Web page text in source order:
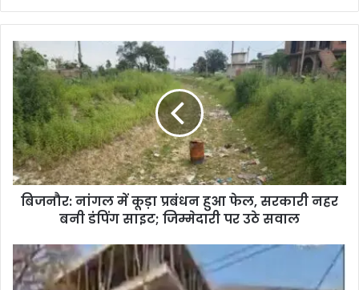
बिजनौर: नांगल में कूड़ा प्रबंधन हुआ फेल, सरकारी नहर
बनी डंपिंग साइट; जिम्मेदारी पर उठे सवाल